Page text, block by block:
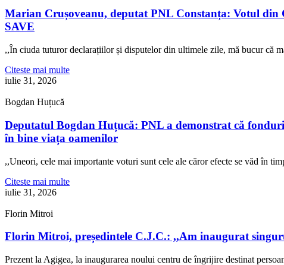
Marian Crușoveanu, deputat PNL Constanța: Votul din
SAVE
,,În ciuda tuturor declarațiilor și disputelor din ultimele zile, mă bucur că
Citeste mai multe
iulie 31, 2026
Bogdan Huțucă
Deputatul Bogdan Huțucă: PNL a demonstrat că
în bine viața oamenilor
,,Uneori, cele mai importante voturi sunt cele ale căror efecte se văd în
Citeste mai multe
iulie 31, 2026
Florin Mitroi
Florin Mitroi, președintele C.J.C.: ,,Am inaugurat
Prezent la Agigea, la inaugurarea noului centru de îngrijire destinat